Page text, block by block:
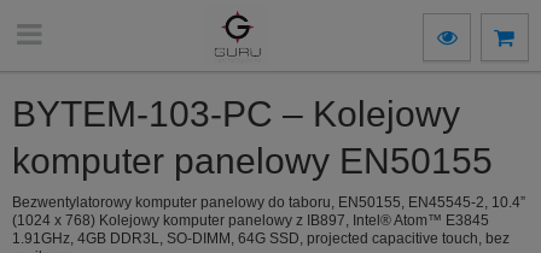
BYTEM-103-PC – Kolejowy
komputer panelowy EN50155
Bezwentylatorowy komputer panelowy do taboru, EN50155, EN45545-2, 10.4”
(1024 x 768) Kolejowy komputer panelowy z IB897, Intel® Atom™ E3845
1.91GHz, 4GB DDR3L, SO-DIMM, 64G SSD, projected capacitive touch, bez